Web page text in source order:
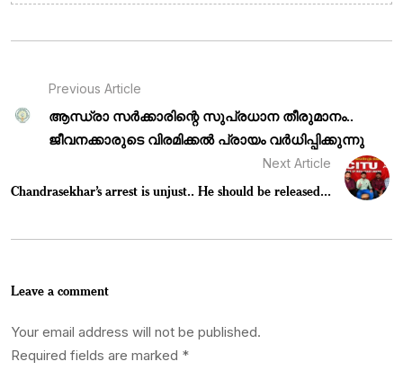
Previous Article
ആന്ധ്രാ സർക്കാരിന്റെ സുപ്രധാന തീരുമാനം..
ജീവനക്കാരുടെ വിരമിക്കൽ പ്രായം വർധിപ്പിക്കുന്നു
Next Article
Chandrasekhar’s arrest is unjust.. He should be released...
Leave a comment
Your email address will not be published.
Required fields are marked *